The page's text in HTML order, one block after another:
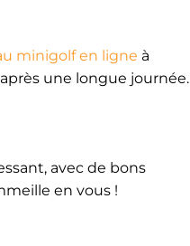
minigolf en ligne à
une longue journée.
avec de bons
en vous !